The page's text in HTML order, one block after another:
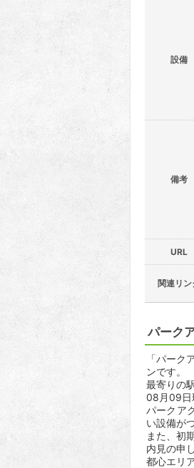
設備
備考
URL
関連リン
パーク
「パー
ンです。
最寄りの
08月09日
パークア
い設備が
また、初
内見の申
都心エリ